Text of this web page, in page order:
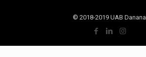
© 2018-2019 UAB Danana